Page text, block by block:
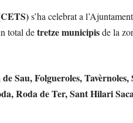
s’ha celebrat a
total detretze municipisde la
Sau, Folgueroles,
Roda de Ter, Sant Hilari